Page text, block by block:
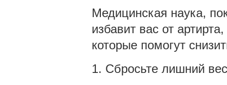
Медицинская наука,
избавит вас от
которые помогут
1. Сбросьте лишний